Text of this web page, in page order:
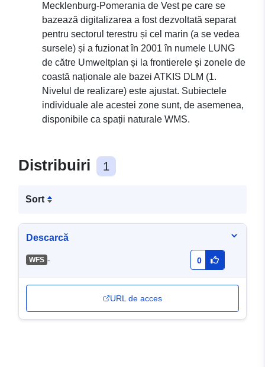
Mecklenburg-Pomerania de Vest pe care se
bazează digitalizarea a fost dezvoltată separat
pentru sectorul terestru și cel marin (a se vedea
sursele) și a fuzionat în 2001 în numele LUNG
de către Umweltplan și la frontierele și zonele de
coastă naționale ale bazei ATKIS DLM (1.
Nivelul de realizare) este ajustat. Subiectele
individuale ale acestei zone sunt, de asemenea,
disponibile ca spații naturale WMS.
Distribuiri 1
Sort
Descarcă
WFS - 0
URL de acces